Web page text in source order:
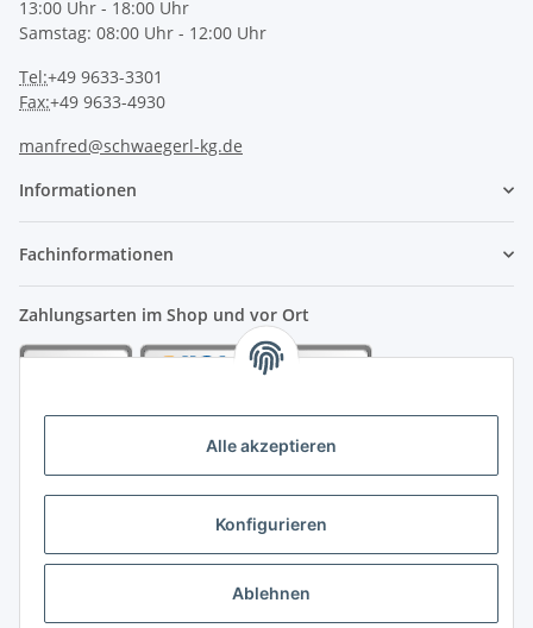
Alle akzeptieren
Konfigurieren
Ablehnen
13:00 Uhr - 18:00 Uhr
Samstag: 08:00 Uhr - 12:00 Uhr
Tel:+49 9633-3301
Fax:+49 9633-4930
manfred@schwaegerl-kg.de
Informationen
Fachinformationen
Zahlungsarten im Shop und vor Ort